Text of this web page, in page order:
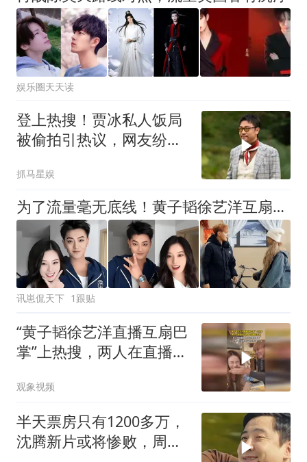
娱乐圈天天读
登上热搜！贾冰私人饭局
被偷拍引热议，网友纷纷
抓马星娱
为了流量毫无底线！黄子韬徐艺洋互扇巴掌，这一幕真的太病态了
讯崽侃天下 1跟贴
“黄子韬徐艺洋直播互扇巴
掌”上热搜，两人在直播间
人觉得甜蜜有人却斥侮
辱，公众人物在镜头前亲
密互动的边界问题引起讨
论
观象视频
半天票房只有1200多万，
沈腾新片或将惨败，周星